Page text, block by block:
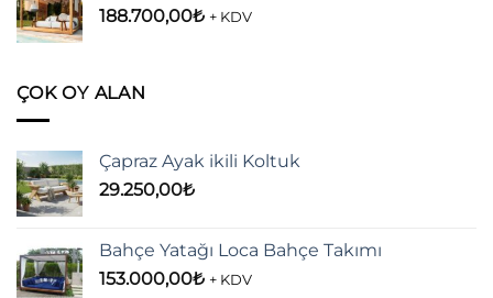
188.700,00₺ + KDV
ÇOK OY ALAN
Çapraz Ayak ikili Koltuk
29.250,00₺
Bahçe Yatağı Loca Bahçe Takımı
153.000,00₺ + KDV